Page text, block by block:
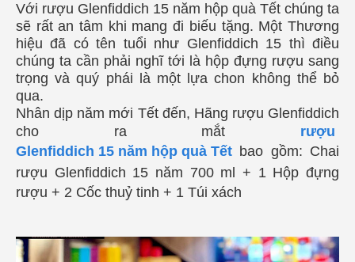
Với rượu Glenfiddich 15 năm hộp quà Tết chúng ta
sẽ rất an tâm khi mang đi biếu tặng. Một Thương
hiệu đã có tên tuổi như Glenfiddich 15 thì điều
chúng ta cần phải nghĩ tới là hộp đựng rượu sang
trọng và quý phái là một lựa chon không thể bỏ
qua.
Nhân dịp năm mới Tết đến, Hãng rượu Glenfiddich
cho ra mắt rượu
Glenfiddich 15 năm hộp quà Tết bao gồm: Chai
rượu Glenfiddich 15 năm 700 ml + 1 Hộp đựng
rượu + 2 Cốc thuỷ tinh + 1 Túi xách